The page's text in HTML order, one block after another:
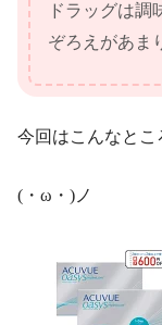
ドラッグは調
ぞろえがあま
今回はこんなとこ
(・ω・)ノ